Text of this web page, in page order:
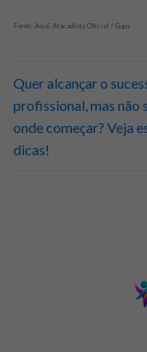
Fonte: Assaí Atacadista Oficial / Gupy
Quer alcançar o
profissional, mas não
onde começar? Veja
dicas!